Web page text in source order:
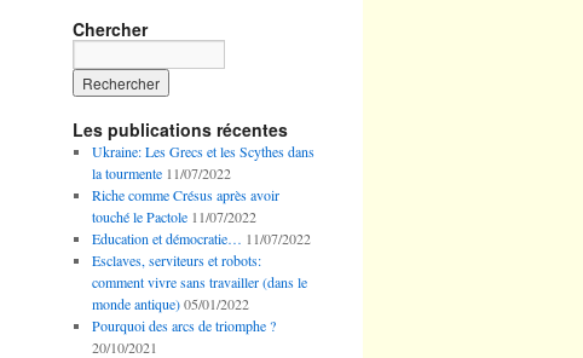
Chercher
Les publications récentes
Ukraine: Les Grecs et les Scythes dans
la tourmente 11/07/2022
Riche comme Crésus après avoir
touché le Pactole 11/07/2022
Education et démocratie… 11/07/2022
Esclaves, serviteurs et robots:
comment vivre sans travailler (dans le
monde antique) 05/01/2022
Pourquoi des arcs de triomphe ?
20/10/2021